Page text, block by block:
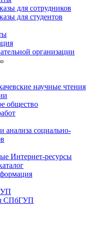
для сотрудников
для студентов
организации
научные чтения
общество
анализа социально-
Интернет-ресурсы
СПбГУП